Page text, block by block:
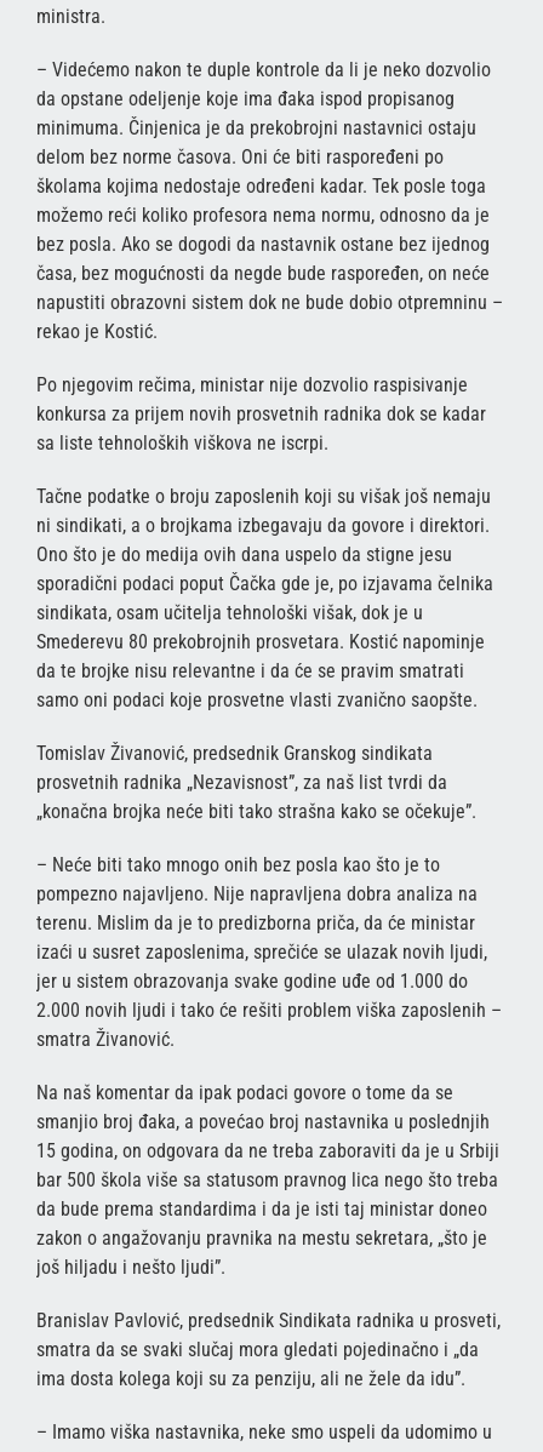
ministra.
– Videćemo nakon te duple kontrole da li je neko dozvolio
da opstane odeljenje koje ima đaka ispod propisanog
minimuma. Činjenica je da prekobrojni nastavnici ostaju
delom bez norme časova. Oni će biti raspoređeni po
školama kojima nedostaje određeni kadar. Tek posle toga
možemo reći koliko profesora nema normu, odnosno da je
bez posla. Ako se dogodi da nastavnik ostane bez ijednog
časa, bez mogućnosti da negde bude raspoređen, on neće
napustiti obrazovni sistem dok ne bude dobio otpremninu –
rekao je Kostić.
Po njegovim rečima, ministar nije dozvolio raspisivanje
konkursa za prijem novih prosvetnih radnika dok se kadar
sa liste tehnoloških viškova ne iscrpi.
Tačne podatke o broju zaposlenih koji su višak još nemaju
ni sindikati, a o brojkama izbegavaju da govore i direktori.
Ono što je do medija ovih dana uspelo da stigne jesu
sporadični podaci poput Čačka gde je, po izjavama čelnika
sindikata, osam učitelja tehnološki višak, dok je u
Smederevu 80 prekobrojnih prosvetara. Kostić napominje
da te brojke nisu relevantne i da će se pravim smatrati
samo oni podaci koje prosvetne vlasti zvanično saopšte.
Tomislav Živanović, predsednik Granskog sindikata
prosvetnih radnika „Nezavisnost”, za naš list tvrdi da
„konačna brojka neće biti tako strašna kako se očekuje”.
– Neće biti tako mnogo onih bez posla kao što je to
pompezno najavljeno. Nije napravljena dobra analiza na
terenu. Mislim da je to predizborna priča, da će ministar
izaći u susret zaposlenima, sprečiće se ulazak novih ljudi,
jer u sistem obrazovanja svake godine uđe od 1.000 do
2.000 novih ljudi i tako će rešiti problem viška zaposlenih –
smatra Živanović.
Na naš komentar da ipak podaci govore o tome da se
smanjio broj đaka, a povećao broj nastavnika u poslednjih
15 godina, on odgovara da ne treba zaboraviti da je u Srbiji
bar 500 škola više sa statusom pravnog lica nego što treba
da bude prema standardima i da je isti taj ministar doneo
zakon o angažovanju pravnika na mestu sekretara, „što je
još hiljadu i nešto ljudi”.
Branislav Pavlović, predsednik Sindikata radnika u prosveti,
smatra da se svaki slučaj mora gledati pojedinačno i „da
ima dosta kolega koji su za penziju, ali ne žele da idu”.
– Imamo viška nastavnika, neke smo uspeli da udomimo u